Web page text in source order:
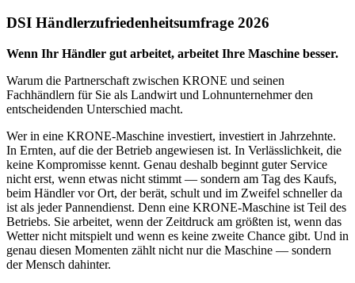
DSI Händlerzufriedenheitsumfrage 2026
Wenn Ihr Händler gut arbeitet, arbeitet Ihre Maschine besser.
Warum die Partnerschaft zwischen KRONE und seinen
Fachhändlern für Sie als Landwirt und Lohnunternehmer den
entscheidenden Unterschied macht.
Wer in eine KRONE-Maschine investiert, investiert in Jahrzehnte.
In Ernten, auf die der Betrieb angewiesen ist. In Verlässlichkeit, die
keine Kompromisse kennt. Genau deshalb beginnt guter Service
nicht erst, wenn etwas nicht stimmt — sondern am Tag des Kaufs,
beim Händler vor Ort, der berät, schult und im Zweifel schneller da
ist als jeder Pannendienst. Denn eine KRONE-Maschine ist Teil des
Betriebs. Sie arbeitet, wenn der Zeitdruck am größten ist, wenn das
Wetter nicht mitspielt und wenn es keine zweite Chance gibt. Und in
genau diesen Momenten zählt nicht nur die Maschine — sondern
der Mensch dahinter.